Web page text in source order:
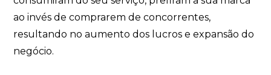
ao invés de comprarem de concorrentes,
resultando no aumento dos lucros e expansão do
negócio.